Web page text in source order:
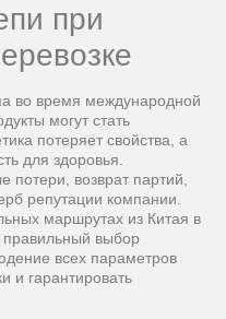
при
во время международной
могут стать
потеряет свойства, а
для здоровья.
возврат партий,
репутации компании.
маршрутах из Китая в
правильный выбор
всех параметров
и гарантировать